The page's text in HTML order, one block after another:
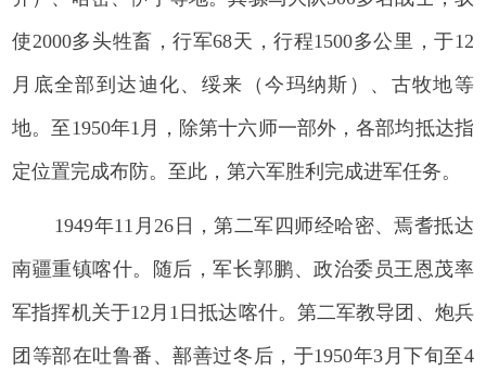
使2000多头牲畜，行军68天，行程1500多公里，于12
月底全部到达迪化、绥来（今玛纳斯）、古牧地等
地。至1950年1月，除第十六师一部外，各部均抵达指
定位置完成布防。至此，第六军胜利完成进军任务。
1949年11月26日，第二军四师经哈密、焉耆抵达
南疆重镇喀什。随后，军长郭鹏、政治委员王恩茂率
军指挥机关于12月1日抵达喀什。第二军教导团、炮兵
团等部在吐鲁番、鄯善过冬后，于1950年3月下旬至4